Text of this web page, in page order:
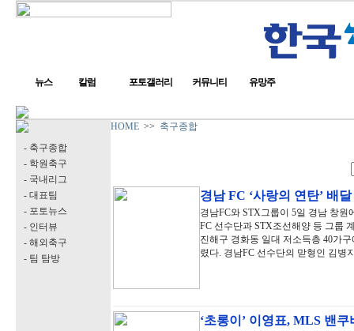
뉴스 칼럼 포토갤러리 커뮤니티 유망주
- 축구종합
- 학원축구
- 국내리그
- 대표팀
- 포토뉴스
- 인터뷰
- 해외축구
- 팀 탐방
HOME >> 축구종합
경남 FC ‘사랑의 연탄’ 배달
경남FC와 STX그룹이 5일 경남 창
FC 선수단과 STX조선해양 등 그룹
진해구 경화동 일대 저소득층 40가
렸다. 경남FC 선수단의 맏형인 김병
‘초롱이’ 이영표, MLS 밴